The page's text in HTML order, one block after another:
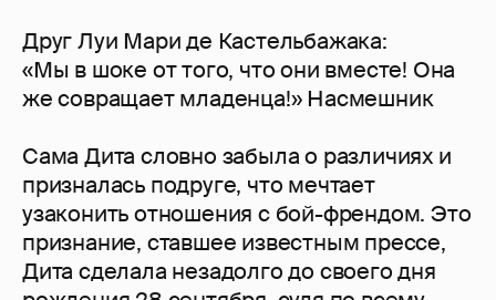
Друг Луи Мари де Кастельбажака:
«Мы в шоке от того, что они вместе! Она
же совращает младенца!» Насмешник
Сама Дита словно забыла о различиях и
призналась подруге, что мечтает
узаконить отношения с бой-френдом. Это
признание, ставшее известным прессе,
Дита сделала незадолго до своего дня